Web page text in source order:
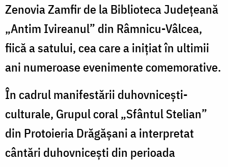
Zenovia Zamfir de la Biblioteca Județeană
„Antim Ivireanul” din Râmnicu-Vâlcea,
fiică a satului, cea care a inițiat în ultimii
ani numeroase evenimente comemorative.
În cadrul manifestării duhovnicești-
culturale, Grupul coral „Sfântul Stelian”
din Protoieria Drăgășani a interpretat
cântări duhovnicești din perioada